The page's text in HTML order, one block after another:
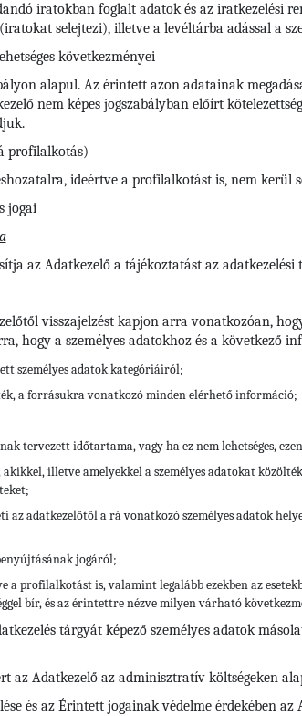
iratokban foglalt adatok és az iratkezelési
selejtezi), illetve a levéltárba adással a
következményei
alapul. Az érintett azon adatainak
nem képes jogszabályban előírt
profilalkotás)
ideértve a profilalkotást is, nem kerül
jogai
az Adatkezelő a tájékoztatást az adatkezelési
visszajelzést kapjon arra vonatkozóan,
hogy a személyes adatokhoz és a következő
személyes adatok kategóriáiról;
a forrásukra vonatkozó minden elérhető információ;
tervezett időtartama, vagy ha ez nem lehetséges,
illetve amelyekkel a személyes adatokat
adatkezelőtől a rá vonatkozó személyes adatok
jogáról;
a profilalkotást is, valamint legalább ezekben az
bír, és az érintettre nézve milyen várható
tárgyát képező személyes adatok
az Adatkezelő az adminisztratív költségeken
és az Érintett jogainak védelme érdekében